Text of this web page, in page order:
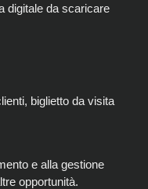
digitale da scaricare
biglietto da visita
e alla gestione
opportunità.